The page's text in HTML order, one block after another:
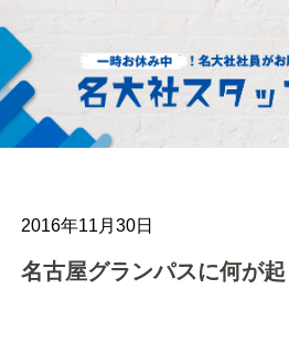
2016年11月30日
名古屋グランパスに何が